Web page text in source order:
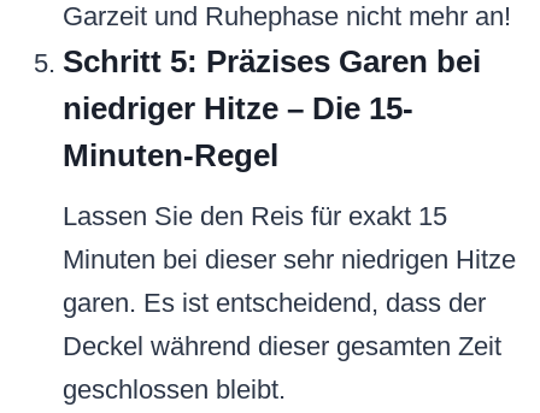
Garzeit und Ruhephase nicht mehr an!
Schritt 5: Präzises Garen bei
niedriger Hitze – Die 15-
Minuten-Regel
Lassen Sie den Reis für exakt 15
Minuten bei dieser sehr niedrigen Hitze
garen. Es ist entscheidend, dass der
Deckel während dieser gesamten Zeit
geschlossen bleibt.